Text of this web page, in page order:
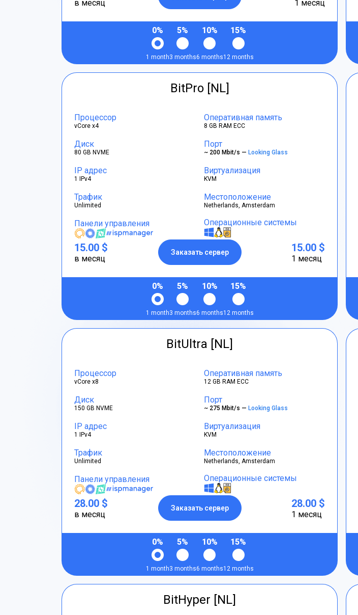
в месяц 1 месяц
0%
1 month
5%
3 months
10%
6 months
15%
12 months
BitPro [NL]
Процессор
vCore x4
Оперативная память
8 GB RAM ECC
Диск
80 GB NVME
Порт
~ 200 Mbit/s — Looking Glass
IP адрес
1 IPv4
Виртуализация
KVM
Трафик
Unlimited
Местоположение
Netherlands, Amsterdam
Панели управления Операционные системы
15.00 $
в месяц
Заказать сервер 15.00 $
1 месяц
0%
1 month
5%
3 months
10%
6 months
15%
12 months
BitUltra [NL]
Процессор
vCore x8
Оперативная память
12 GB RAM ECC
Диск
150 GB NVME
Порт
~ 275 Mbit/s — Looking Glass
IP адрес
1 IPv4
Виртуализация
KVM
Трафик
Unlimited
Местоположение
Netherlands, Amsterdam
Панели управления Операционные системы
28.00 $
в месяц
Заказать сервер 28.00 $
1 месяц
0%
1 month
5%
3 months
10%
6 months
15%
12 months
BitHyper [NL]